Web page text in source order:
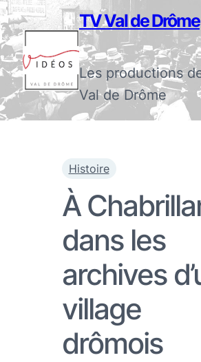
TV Val de Drôme
Les productions
Val de Drôme
Histoire
À
dans les
archives
village
drômois